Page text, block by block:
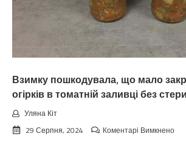
Взимку пошкодувала, що мало
огірків в томатній заливці без
Уляна Кіт
29 Серпня, 2024
Коментарі Вимкненодо